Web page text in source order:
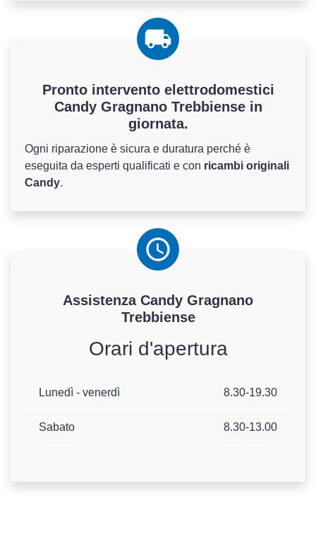
Pronto intervento elettrodomestici
Candy Gragnano Trebbiense in
giornata.
Ogni riparazione è sicura e duratura perché è
eseguita da esperti qualificati e con ricambi originali
Candy.
Assistenza Candy Gragnano
Trebbiense
Orari d'apertura
Lunedì - venerdì 8.30-19.30
Sabato 8.30-13.00